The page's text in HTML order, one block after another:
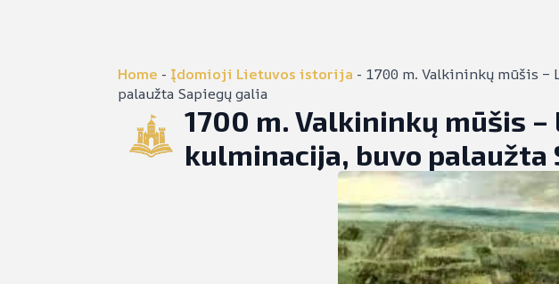
Home - Įdomioji Lietuvos istorija - 1700 m. Valkininkų mūšis –
palaužta Sapiegų galia
1700 m. Valkininkų mūšis –
kulminacija, buvo palaužta